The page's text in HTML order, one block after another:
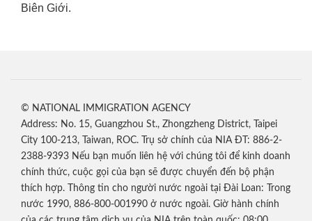
Biên Giới.
© NATIONAL IMMIGRATION AGENCY
Address: No. 15, Guangzhou St., Zhongzheng District, Taipei
City 100-213, Taiwan, ROC. Trụ sở chính của NIA ĐT: 886-2-
2388-9393 Nếu bạn muốn liên hệ với chúng tôi để kinh doanh
chính thức, cuộc gọi của bạn sẽ được chuyển đến bộ phận
thích hợp. Thông tin cho người nước ngoài tại Đài Loan: Trong
nước 1990, 886-800-001990 ở nước ngoài. Giờ hành chính